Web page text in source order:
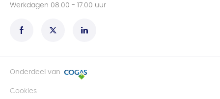
Werkdagen 08.00 - 17.00 uur
Onderdeel van
Cookies